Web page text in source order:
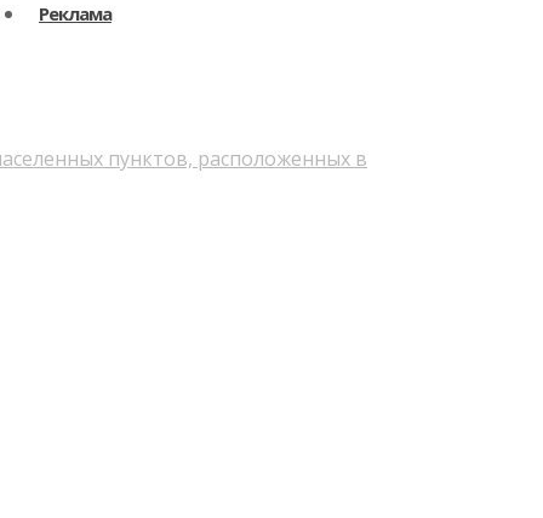
Реклама
пунктов, расположенных в